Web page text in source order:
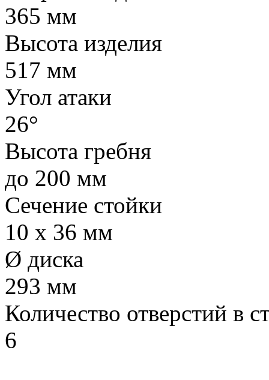
365 мм
Высота изделия
517 мм
Угол атаки
26°
Высота гребня
до 200 мм
Сечение стойки
10 х 36 мм
Ø диска
293 мм
Количество отверстий в
6